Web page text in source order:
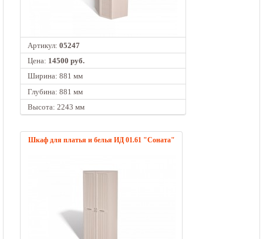
Артикул: 05247
Цена: 14500 руб.
Ширина: 881 мм
Глубина: 881 мм
Высота: 2243 мм
Шкаф для платья и белья ИД 01.61 "Соната"